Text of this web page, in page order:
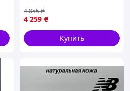
класичні
4 259 ₴
4 855₴
Купить